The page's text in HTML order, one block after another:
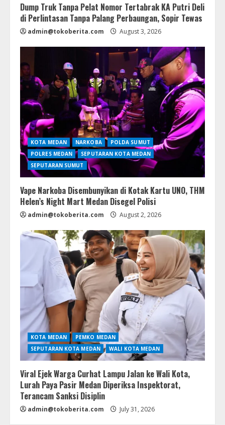
Dump Truk Tanpa Pelat Nomor Tertabrak KA Putri Deli
di Perlintasan Tanpa Palang Perbaungan, Sopir Tewas
admin@tokoberita.com August 3, 2026
KOTA MEDAN NARKOBA
POLDA SUMUT
POLRES MEDAN
SEPUTARAN KOTA MEDAN
SEPUTARAN SUMUT
Vape Narkoba Disembunyikan di Kotak Kartu UNO, THM
Helen’s Night Mart Medan Disegel Polisi
admin@tokoberita.com August 2, 2026
KOTA MEDAN
PEMKO MEDAN
SEPUTARAN KOTA MEDAN
WALI KOTA MEDAN
Viral Ejek Warga Curhat Lampu Jalan ke Wali Kota,
Lurah Paya Pasir Medan Diperiksa Inspektorat,
Terancam Sanksi Disiplin
admin@tokoberita.com July 31, 2026